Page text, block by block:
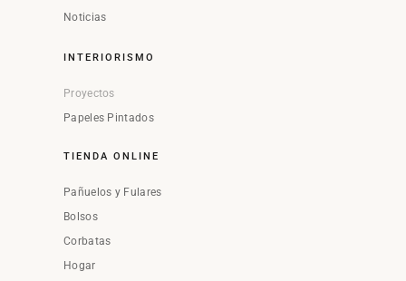
Noticias
INTERIORISMO
Proyectos
Papeles Pintados
TIENDA ONLINE
Pañuelos y Fulares
Bolsos
Corbatas
Hogar